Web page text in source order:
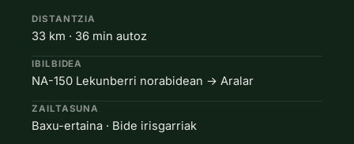
DISTANTZIA
33 km · 36 min autoz
IBILBIDEA
NA-150 Lekunberri norabidean → Aralar
ZAILTASUNA
Baxu-ertaina · Bide irisgarriak